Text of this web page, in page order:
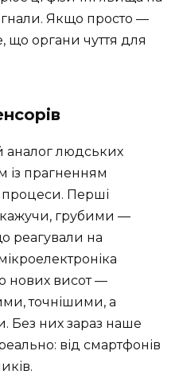
Якщо просто —
органи чуття для
аналог людських
із прагненням
процеси. Перші
кажучи, грубими —
реагували на
нових висот —
точнішими, а
Без них зараз наше
від смартфонів